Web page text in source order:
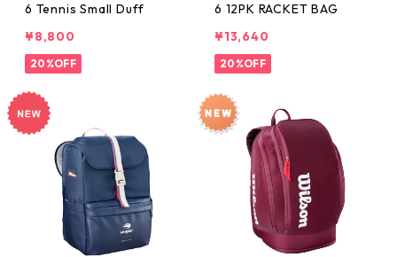
6 Tennis Small Duff
¥8,800
20%OFF
6 12PK RACKET BAG
¥13,640
20%OFF